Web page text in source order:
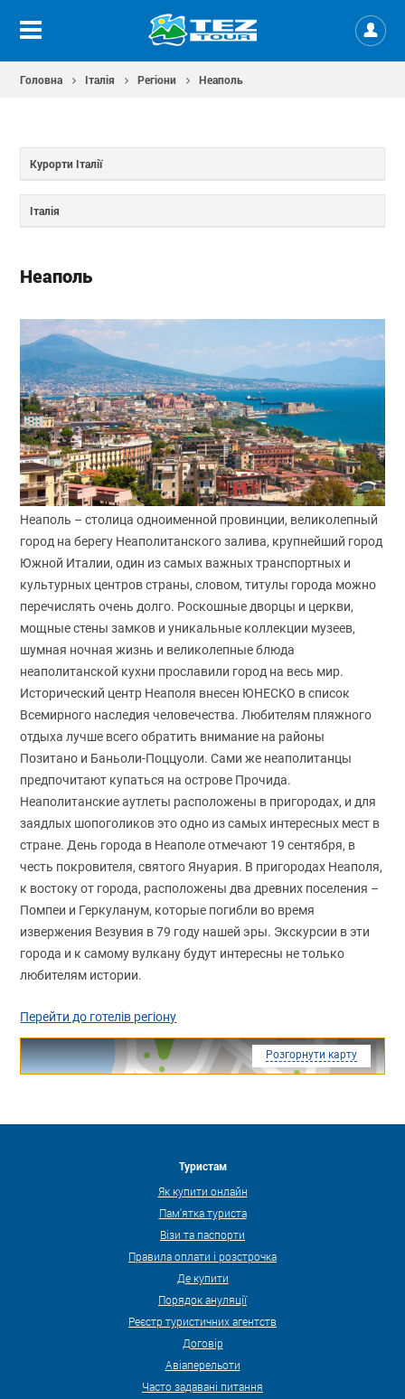
Головна Італія Регіони Неаполь
Курорти Італії
Італія
Неаполь
Неаполь – столица одноименной провинции, великолепный
город на берегу Неаполитанского залива, крупнейший город
Южной Италии, один из самых важных транспортных и
культурных центров страны, словом, титулы города можно
перечислять очень долго. Роскошные дворцы и церкви,
мощные стены замков и уникальные коллекции музеев,
шумная ночная жизнь и великолепные блюда
неаполитанской кухни прославили город на весь мир.
Исторический центр Неаполя внесен ЮНЕСКО в список
Всемирного наследия человечества. Любителям пляжного
отдыха лучше всего обратить внимание на районы
Позитано и Баньоли-Поццуоли. Сами же неаполитанцы
предпочитают купаться на острове Прочида.
Неаполитанские аутлеты расположены в пригородах, и для
заядлых шопоголиков это одно из самых интересных мест в
стране. День города в Неаполе отмечают 19 сентября, в
честь покровителя, святого Януария. В пригородах Неаполя,
к востоку от города, расположены два древних поселения –
Помпеи и Геркуланум, которые погибли во время
извержения Везувия в 79 году нашей эры. Экскурсии в эти
города и к самому вулкану будут интересны не только
любителям истории.
Перейти до готелів регіону
Розгорнути карту
Туристам
Як купити онлайн
Пам'ятка туриста
Візи та паспорти
Правила оплати і розстрочка
Де купити
Порядок ануляції
Реєстр туристичних агентств
Договір
Авіаперельоти
Часто задавані питання